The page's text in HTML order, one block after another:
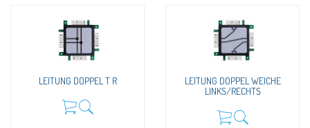
LEITUNG DOPPEL T R
LEITUNG DOPPEL WEICHE
LINKS/RECHTS